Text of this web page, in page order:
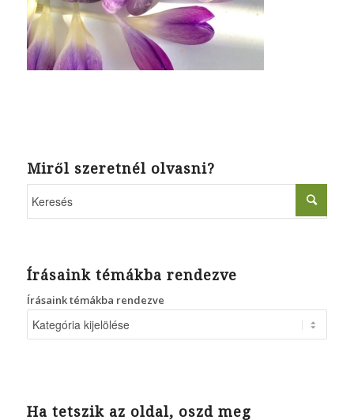
Miről szeretnél olvasni?
Írásaink témákba rendezve
Írásaink témákba rendezve
Ha tetszik az oldal, oszd meg